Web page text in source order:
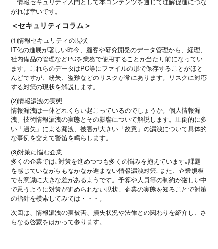
がれば幸いです。
＜セキュリティコラム＞
(1)情報セキュリティの現状
IT化の進展が著しい昨今、顧客や研究開発のデータ管理から、経理、
社内備品の管理などPCを業務で使用することが当たり前になってい
ます。これらのデータはPC等にファイルの形で保存することがほと
んどですが、紛失、盗難などのリスクが常にあります。リスクに対応
する対策の現状を解説します。
(2)情報漏洩の実態
情報漏洩は一体どれくらい起こっているのでしょうか。個人情報漏
洩、技術情報漏洩の実態とその影響について解説します。圧倒的に多
い「過失」による漏洩、被害が大きい「故意」の漏洩について具体的
な事例を交えて警笛を鳴らします。
(3)対策に悩む企業
多くの企業では､対策を進めつつも多くの悩みを抱えています｡課題
を感じていながらもなかなか進まない情報漏洩対策｡また、企業規模
でも意識に大きな差があるようです。予算や人員等の制約が厳しい中
で思うように対策が進められない現状。企業の実態を知ることで対策
の指針を模索してみては・・・。
次回は、情報漏洩の実被害、損失状況や法律との関わりを紹介し、さ
らなる啓蒙をはかって参ります。